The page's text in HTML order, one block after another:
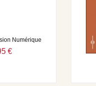
Numérique
€